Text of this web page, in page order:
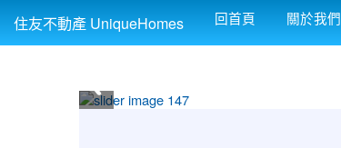
住友不動產 UniqueHomes 回首頁 關於我們